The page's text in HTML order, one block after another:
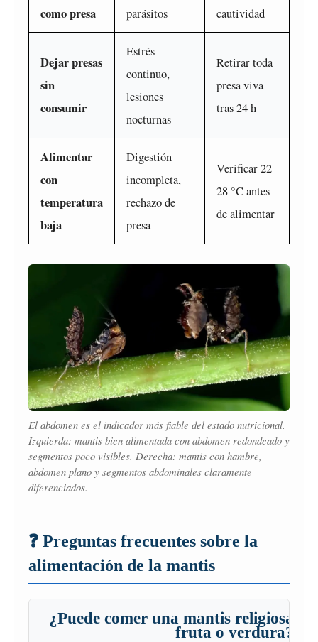
como presa
parásitos
cautividad
Dejar presas
sin
consumir
Estrés
continuo,
lesiones
nocturnas
Retirar toda
presa viva
tras 24 h
Alimentar
con
temperatura
baja
Digestión
incompleta,
rechazo de
presa
Verificar 22–
28 °C antes
de alimentar
El abdomen es el indicador más fiable del estado nutricional.
Izquierda: mantis bien alimentada con abdomen redondeado y
segmentos poco visibles. Derecha: mantis con hambre,
abdomen plano y segmentos abdominales claramente
diferenciados.
❓ Preguntas frecuentes sobre la
alimentación de la mantis
¿Puede comer una mantis religiosa
fruta o verdura?